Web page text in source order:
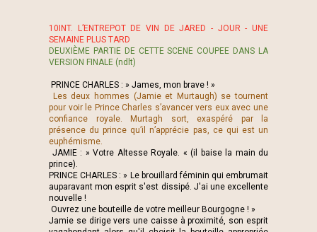
10INT. L’ENTREPOT DE VIN DE JARED - JOUR - UNE
SEMAINE PLUS TARD
DEUXIÈME PARTIE DE CETTE SCENE COUPEE DANS LA
VERSION FINALE (ndlt)
PRINCE CHARLES : » James, mon brave ! »
Les deux hommes (Jamie et Murtaugh) se tournent
pour voir le Prince Charles s’avancer vers eux avec une
confiance royale. Murtagh sort, exaspéré par la
présence du prince qu’il n’apprécie pas, ce qui est un
euphémisme.
JAMIE : » Votre Altesse Royale. « (il baise la main du
prince).
PRINCE CHARLES : » Le brouillard féminin qui embrumait
auparavant mon esprit s'est dissipé. J'ai une excellente
nouvelle !
Ouvrez une bouteille de votre meilleur Bourgogne ! »
Jamie se dirige vers une caisse à proximité, son esprit